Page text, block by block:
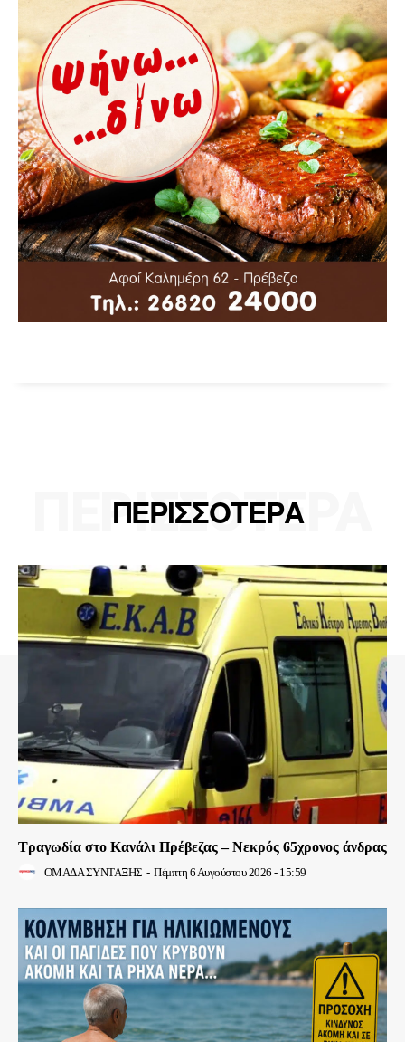
ΠΕΡΙΣΣΟΤΕΡΑ
ΠΕΡΙΣΣΟΤΕΡΑ
Τραγωδία στο Κανάλι Πρέβεζας – Νεκρός 65χρονος άνδρας
ΟΜΑΔΑ ΣΥΝΤΑΞΗΣ - Πέμπτη 6 Αυγούστου 2026 - 15:59